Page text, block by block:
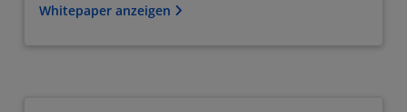
Whitepaper anzeigen